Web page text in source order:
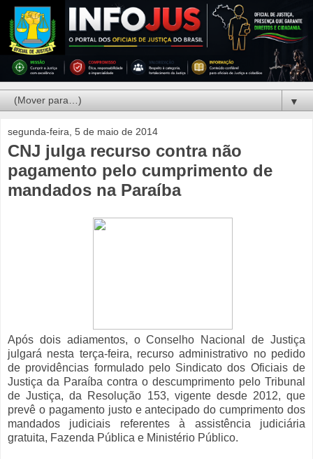
▼
segunda-feira, 5 de maio de 2014
CNJ julga recurso contra não
pagamento pelo cumprimento de
mandados na Paraíba
Após dois adiamentos, o Conselho Nacional de Justiça
julgará nesta terça-feira, recurso administrativo no pedido
de providências formulado pelo Sindicato dos Oficiais de
Justiça da Paraíba contra o descumprimento pelo Tribunal
de Justiça, da Resolução 153, vigente desde 2012, que
prevê o pagamento justo e antecipado do cumprimento dos
mandados judiciais referentes à assistência judiciária
gratuita, Fazenda Pública e Ministério Público.